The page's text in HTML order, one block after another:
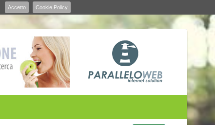
Accetto Cookie Policy